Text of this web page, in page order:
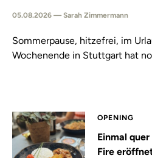
05.08.2026 — Sarah Zimmermann
Sommerpause, hitzefrei, im
Wochenende in Stuttgart hat
OPENING
Einmal
Fire